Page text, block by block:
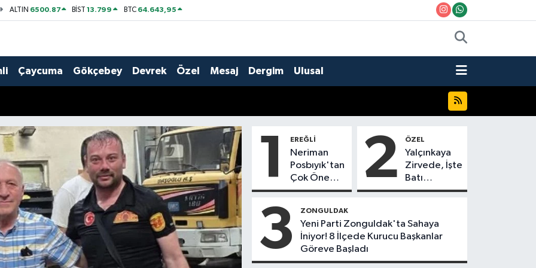
ALTIN 6500.87 BİST13.799 BTC 64.643,95
Çaycuma Gökçebey Devrek Özel Mesaj Dergim Ulusal
1 EREĞLI
Neriman
Posbıyık'tan
Çok Önemli
Karar! CHP
mi?
2 ÖZEL
Yalçınkaya
Zirvede, İşte
Batı
Karadeniz'in
Başkanı
Anket
3 ZONGULDAK
Yeni Parti Zonguldak'ta Sahaya
İniyor! 8 İlçede Kurucu Başkanlar
Göreve Başladı